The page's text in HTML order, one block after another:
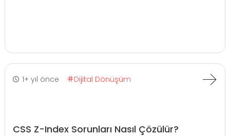
1+ yıl önce Dijital Dönüşüm
CSS Z-Index Sorunları Nasıl Çözülür?